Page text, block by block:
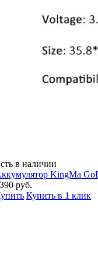
в наличии
KingMa
руб.
Купить в 1 клик